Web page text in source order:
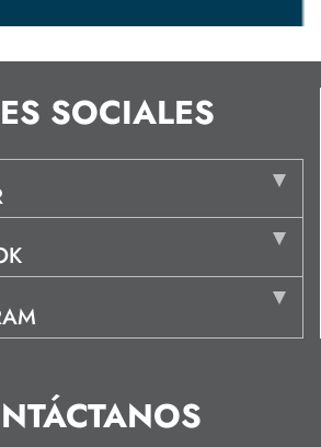
SOCIALES